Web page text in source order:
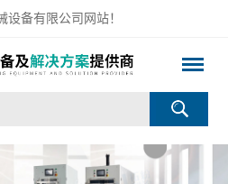
备有限公司网站！